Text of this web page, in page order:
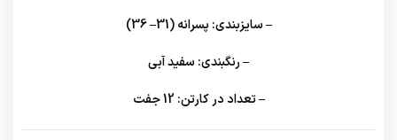
– سایزبندی: پسرانه (31– 36)
– رنگبندی: سفید آبی
– تعداد در کارتن: 12 جفت